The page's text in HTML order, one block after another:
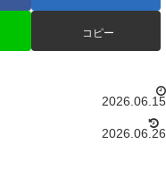
コピー
2026.06.15
2026.06.26